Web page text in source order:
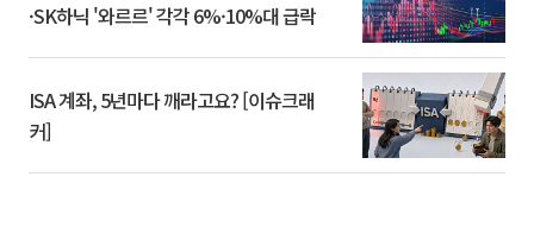
·SK하닉 '와르르' 각각 6%·10%대 급락
ISA 계좌, 5년마다 깨라고요? [이슈크래
커]